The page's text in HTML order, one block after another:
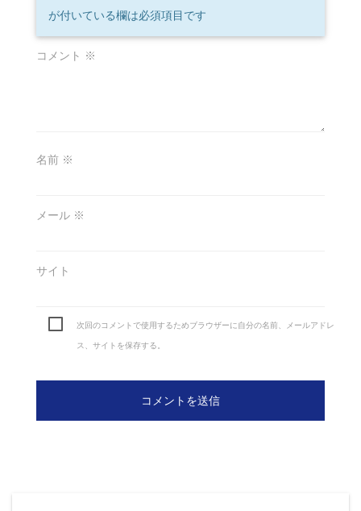
が付いている欄は必須項目です
コメント ※
名前 ※
メール ※
サイト
次回のコメントで使用するためブラウザーに自分の名前、メールアドレ
ス、サイトを保存する。